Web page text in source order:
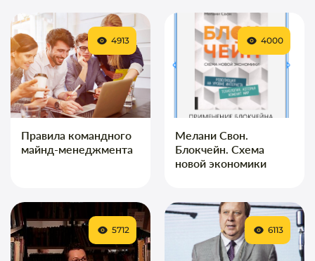
Правила командного
майнд-менеджмента
4913
Мелани Свон.
Блокчейн. Схема
новой экономики
4000
5712 6113